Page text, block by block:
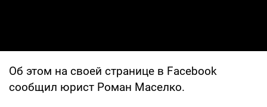
Об этом на своей странице в Facebook
сообщил юрист Роман Маселко.